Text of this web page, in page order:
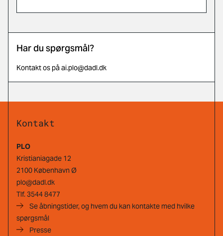
Har du spørgsmål?
Kontakt os på ai.plo@dadl.dk
Kontakt
PLO
Kristianiagade 12
2100 København Ø
plo@dadl.dk
Tlf.3544 8477
Se åbningstider, og hvem du kan kontakte med hvilke
spørgsmål
Presse